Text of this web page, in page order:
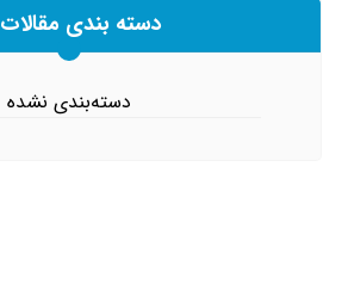
دسته بندی مقالات
دسته‌بندی نشده